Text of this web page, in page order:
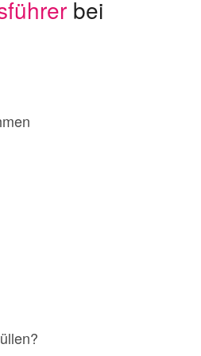
bei